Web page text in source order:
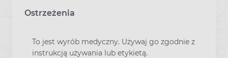
Ostrzeżenia
To jest wyrób medyczny. Używaj go zgodnie z
instrukcją używania lub etykietą.